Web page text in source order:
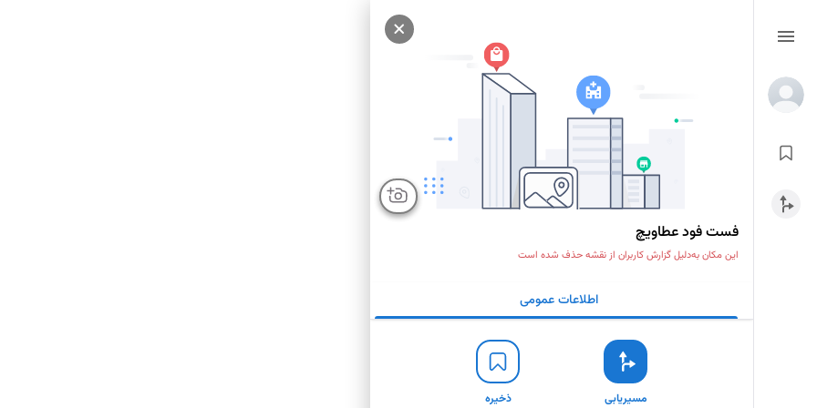
فست فود عطاویچ
این مکان به‌دلیل گزارش کاربران از نقشه حذف شده است
اطلاعات عمومی
مسیریابی ذخیره